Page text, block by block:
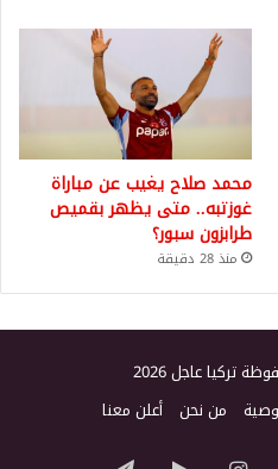
محمد صلاح يغيب عن مباراة
غوزتبه.. متى يظهر بقميص
طرابزون سبور؟
منذ 28 دقيقة
تركيا عاجل 2026
من نحن أعلن معنا